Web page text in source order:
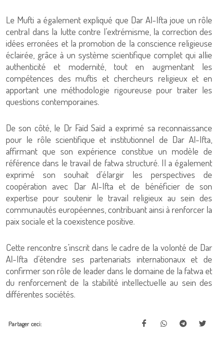
Le Mufti a également expliqué que Dar Al-Ifta joue un rôle
central dans la lutte contre l’extrémisme, la correction des
idées erronées et la promotion de la conscience religieuse
éclairée, grâce à un système scientifique complet qui allie
authenticité et modernité, tout en augmentant les
compétences des muftis et chercheurs religieux et en
apportant une méthodologie rigoureuse pour traiter les
questions contemporaines.
De son côté, le Dr Faïd Saïd a exprimé sa reconnaissance
pour le rôle scientifique et institutionnel de Dar Al-Ifta,
affirmant que son expérience constitue un modèle de
référence dans le travail de fatwa structuré. Il a également
exprimé son souhait d’élargir les perspectives de
coopération avec Dar Al-Ifta et de bénéficier de son
expertise pour soutenir le travail religieux au sein des
communautés européennes, contribuant ainsi à renforcer la
paix sociale et la coexistence positive.
Cette rencontre s’inscrit dans le cadre de la volonté de Dar
Al-Ifta d’étendre ses partenariats internationaux et de
confirmer son rôle de leader dans le domaine de la fatwa et
du renforcement de la stabilité intellectuelle au sein des
différentes sociétés.
Partager ceci: